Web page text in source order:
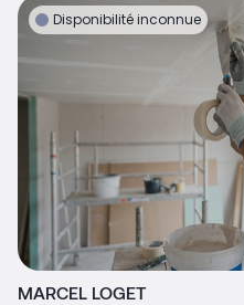
Disponibilité inconnue
MARCEL LOGET